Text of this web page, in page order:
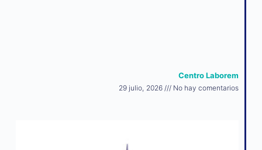
Centro Laborem
29 julio, 2026 No hay comentarios